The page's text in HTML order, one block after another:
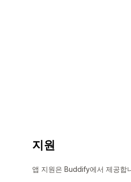
지원
앱 지원은 Buddify에서 제공합